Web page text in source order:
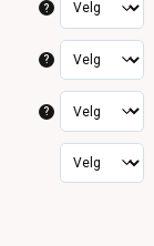
?
?
?